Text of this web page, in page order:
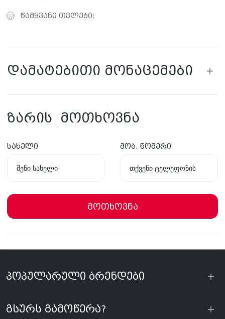
წამყვანი თვლები:
დამატებითი მონაცემები
ზარის მოთხოვნა
სახელი მობ. ნომერი
მოთხოვნა
პოპულარული ბრენდები
გსურს გამოწერა?